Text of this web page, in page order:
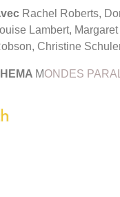
Rachel Roberts,
Lambert,
Christine
MONDES